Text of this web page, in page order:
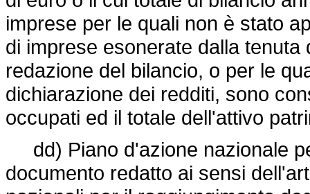
imprese per le quali non è stato
di imprese esonerate dalla
redazione del bilancio, o per le
dichiarazione dei redditi, sono
occupati ed il totale dell'attivo
dd) Piano d'azione nazionale
documento redatto ai sensi